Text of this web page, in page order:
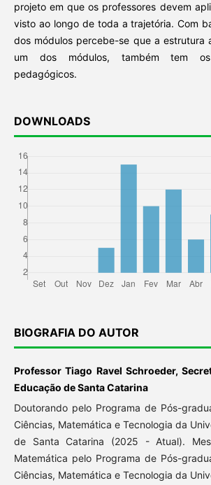
projeto em que os professores devem
visto ao longo de toda a trajetória. Com
dos módulos percebe-se que a estrutura
um dos módulos, também tem
pedagógicos.
DOWNLOADS
BIOGRAFIA DO AUTOR
Professor Tiago Ravel Schroeder,
Educação de Santa Catarina
Doutorando pelo Programa de Pós-
Ciências, Matemática e Tecnologia da
de Santa Catarina (2025 - Atual).
Matemática pelo Programa de Pós-
Ciências, Matemática e Tecnologia da